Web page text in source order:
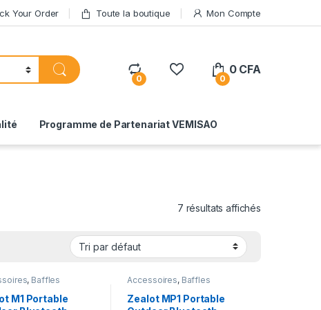
Your Order Toute la boutique Mon Compte
0 0
0 CFA
Programme de Partenariat VEMISAO
7 résultats affichés
, Baffles
M1 Portable
Accessoires, Baffles
Accessoires
Zealot MP1 Portable